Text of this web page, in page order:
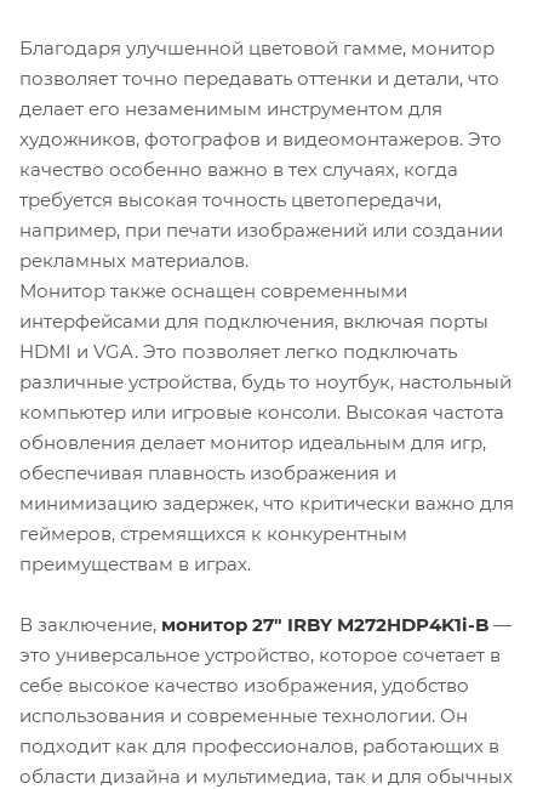
Благодаря улучшенной цветовой гамме, монитор
позволяет точно передавать оттенки и детали, что
делает его незаменимым инструментом для
художников, фотографов и видеомонтажеров. Это
качество особенно важно в тех случаях, когда
требуется высокая точность цветопередачи,
например, при печати изображений или создании
рекламных материалов.
Монитор также оснащен современными
интерфейсами для подключения, включая порты
HDMI и VGA. Это позволяет легко подключать
различные устройства, будь то ноутбук, настольный
компьютер или игровые консоли. Высокая частота
обновления делает монитор идеальным для игр,
обеспечивая плавность изображения и
минимизацию задержек, что критически важно для
геймеров, стремящихся к конкурентным
преимуществам в играх.
В заключение, монитор 27" IRBY M272HDP4K1i-B —
это универсальное устройство, которое сочетает в
себе высокое качество изображения, удобство
использования и современные технологии. Он
подходит как для профессионалов, работающих в
области дизайна и мультимедиа, так и для обычных